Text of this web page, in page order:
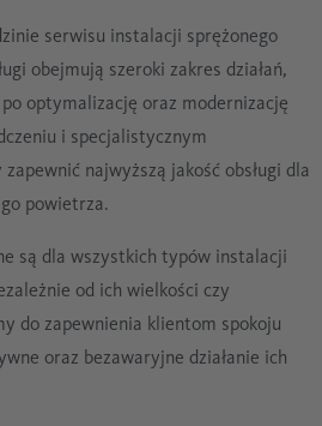
serwisu instalacji sprężonego
obejmują szeroki zakres działań,
optymalizację oraz modernizację
i specjalistycznym
najwyższą jakość obsługi dla
powietrza.
są dla wszystkich typów instalacji
od ich wielkości czy
do zapewnienia klientom spokoju
oraz bezawaryjne działanie ich